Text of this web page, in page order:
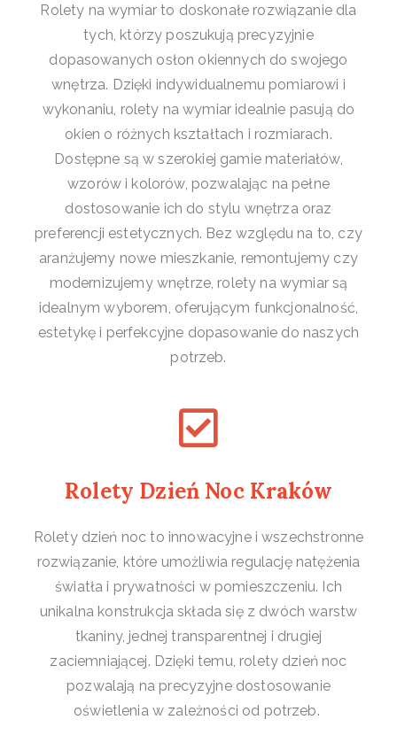
Rolety na wymiar to doskonałe rozwiązanie dla
tych, którzy poszukują precyzyjnie
dopasowanych osłon okiennych do swojego
wnętrza. Dzięki indywidualnemu pomiarowi i
wykonaniu, rolety na wymiar idealnie pasują do
okien o różnych kształtach i rozmiarach.
Dostępne są w szerokiej gamie materiałów,
wzorów i kolorów, pozwalając na pełne
dostosowanie ich do stylu wnętrza oraz
preferencji estetycznych. Bez względu na to, czy
aranżujemy nowe mieszkanie, remontujemy czy
modernizujemy wnętrze, rolety na wymiar są
idealnym wyborem, oferującym funkcjonalność,
estetykę i perfekcyjne dopasowanie do naszych
potrzeb.
Rolety Dzień Noc Kraków
Rolety dzień noc to innowacyjne i wszechstronne
rozwiązanie, które umożliwia regulację natężenia
światła i prywatności w pomieszczeniu. Ich
unikalna konstrukcja składa się z dwóch warstw
tkaniny, jednej transparentnej i drugiej
zaciemniającej. Dzięki temu, rolety dzień noc
pozwalają na precyzyjne dostosowanie
oświetlenia w zależności od potrzeb.